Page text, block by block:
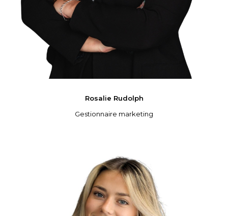
Rosalie Rudolph
Gestionnaire marketing